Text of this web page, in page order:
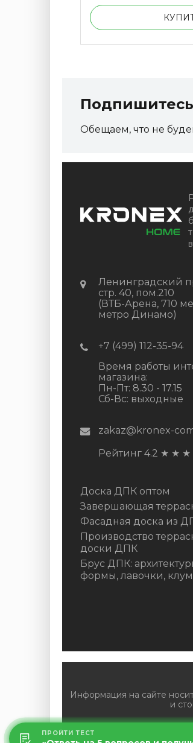
Обещаем, что не
Ленинградский
стр. 40, пом.210
(ВТБ-Арена, 710
метро Динамо)
+7 (499) 112-35-94
Время работы
магазина:
Пн-Пт: 8.30 - 17.15
Сб-Вс: выходные
zakaz@kronex-
Рейтинг 4.2 ★ ★ ★
Доска ДПК оптом
Завершающая
Фасадная доска из
Производство
доски ДПК
Брус ДПК:
формы, лавочки,
Информация на сайте
и
ПРОЙТИ ТЕСТ